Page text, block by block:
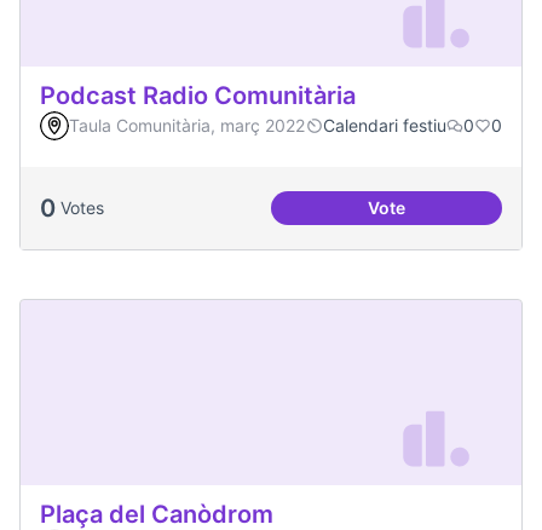
Podcast Radio Comunitària
Taula Comunitària, març 2022 Calendari festiu 0 0
0 Votes VotePodcast Radio
Plaça del Canòdrom